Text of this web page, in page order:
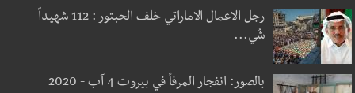
رجل الاعمال الاماراتي خلف الحبتور : 112 شهيداً
شُي...
بالصور: انفجار المرفأ في بيروت 4 آب - 2020